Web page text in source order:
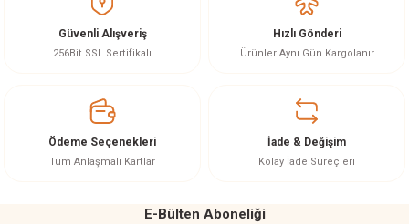
Görüş ve önerileriniz için teşekkür ederiz.
Ürün resmi kalitesiz, bozuk veya görüntülenemiyor.
Ürün bilgilerinde hatalar bulunuyor.
Bu ürüne benzer farklı alternatifler olmalı.
Güvenli Alışveriş
256Bit SSL Sertifikalı
Hızlı Gönderi
Ürünler Aynı Gün Kargolanır
Ödeme Seçenekleri
Tüm Anlaşmalı Kartlar
İade & Değişim
Kolay İade Süreçleri
E-Bülten Aboneliği